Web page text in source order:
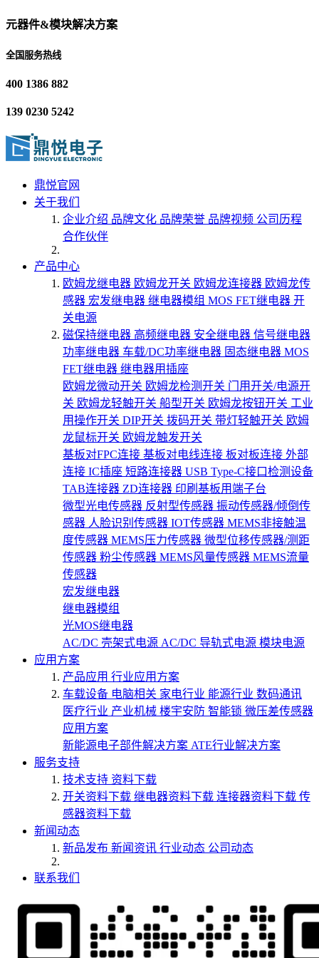
元器件&模块解决方案
全国服务热线
400 1386 882
139 0230 5242
鼎悦官网
关于我们
企业介绍 品牌文化 品牌荣誉 品牌视频 公司历程
合作伙伴
产品中心
欧姆龙继电器 欧姆龙开关 欧姆龙连接器 欧姆龙传
感器 宏发继电器 继电器模组 MOS FET继电器 开
关电源
磁保持继电器 高频继电器 安全继电器 信号继电器
功率继电器 车载/DC功率继电器 固态继电器 MOS
FET继电器 继电器用插座
欧姆龙微动开关 欧姆龙检测开关 门用开关/电源开
关 欧姆龙轻触开关 船型开关 欧姆龙按钮开关 工业
用操作开关 DIP开关 拨码开关 带灯轻触开关 欧姆
龙鼠标开关 欧姆龙触发开关
基板对FPC连接 基板对电线连接 板对板连接 外部
连接 IC插座 短路连接器 USB Type-C接口检测设备
TAB连接器 ZD连接器 印刷基板用端子台
微型光电传感器 反射型传感器 振动传感器/倾倒传
感器 人脸识别传感器 IOT传感器 MEMS非接触温
度传感器 MEMS压力传感器 微型位移传感器/测距
传感器 粉尘传感器 MEMS风量传感器 MEMS流量
传感器
宏发继电器
继电器模组
光MOS继电器
AC/DC 壳架式电源 AC/DC 导轨式电源 模块电源
应用方案
产品应用 行业应用方案
车载设备 电脑相关 家电行业 能源行业 数码通讯
医疗行业 产业机械 楼宇安防 智能锁 微压差传感器
应用方案
新能源电子部件解决方案 ATE行业解决方案
服务支持
技术支持 资料下载
开关资料下载 继电器资料下载 连接器资料下载 传
感器资料下载
新闻动态
新品发布 新闻资讯 行业动态 公司动态
联系我们